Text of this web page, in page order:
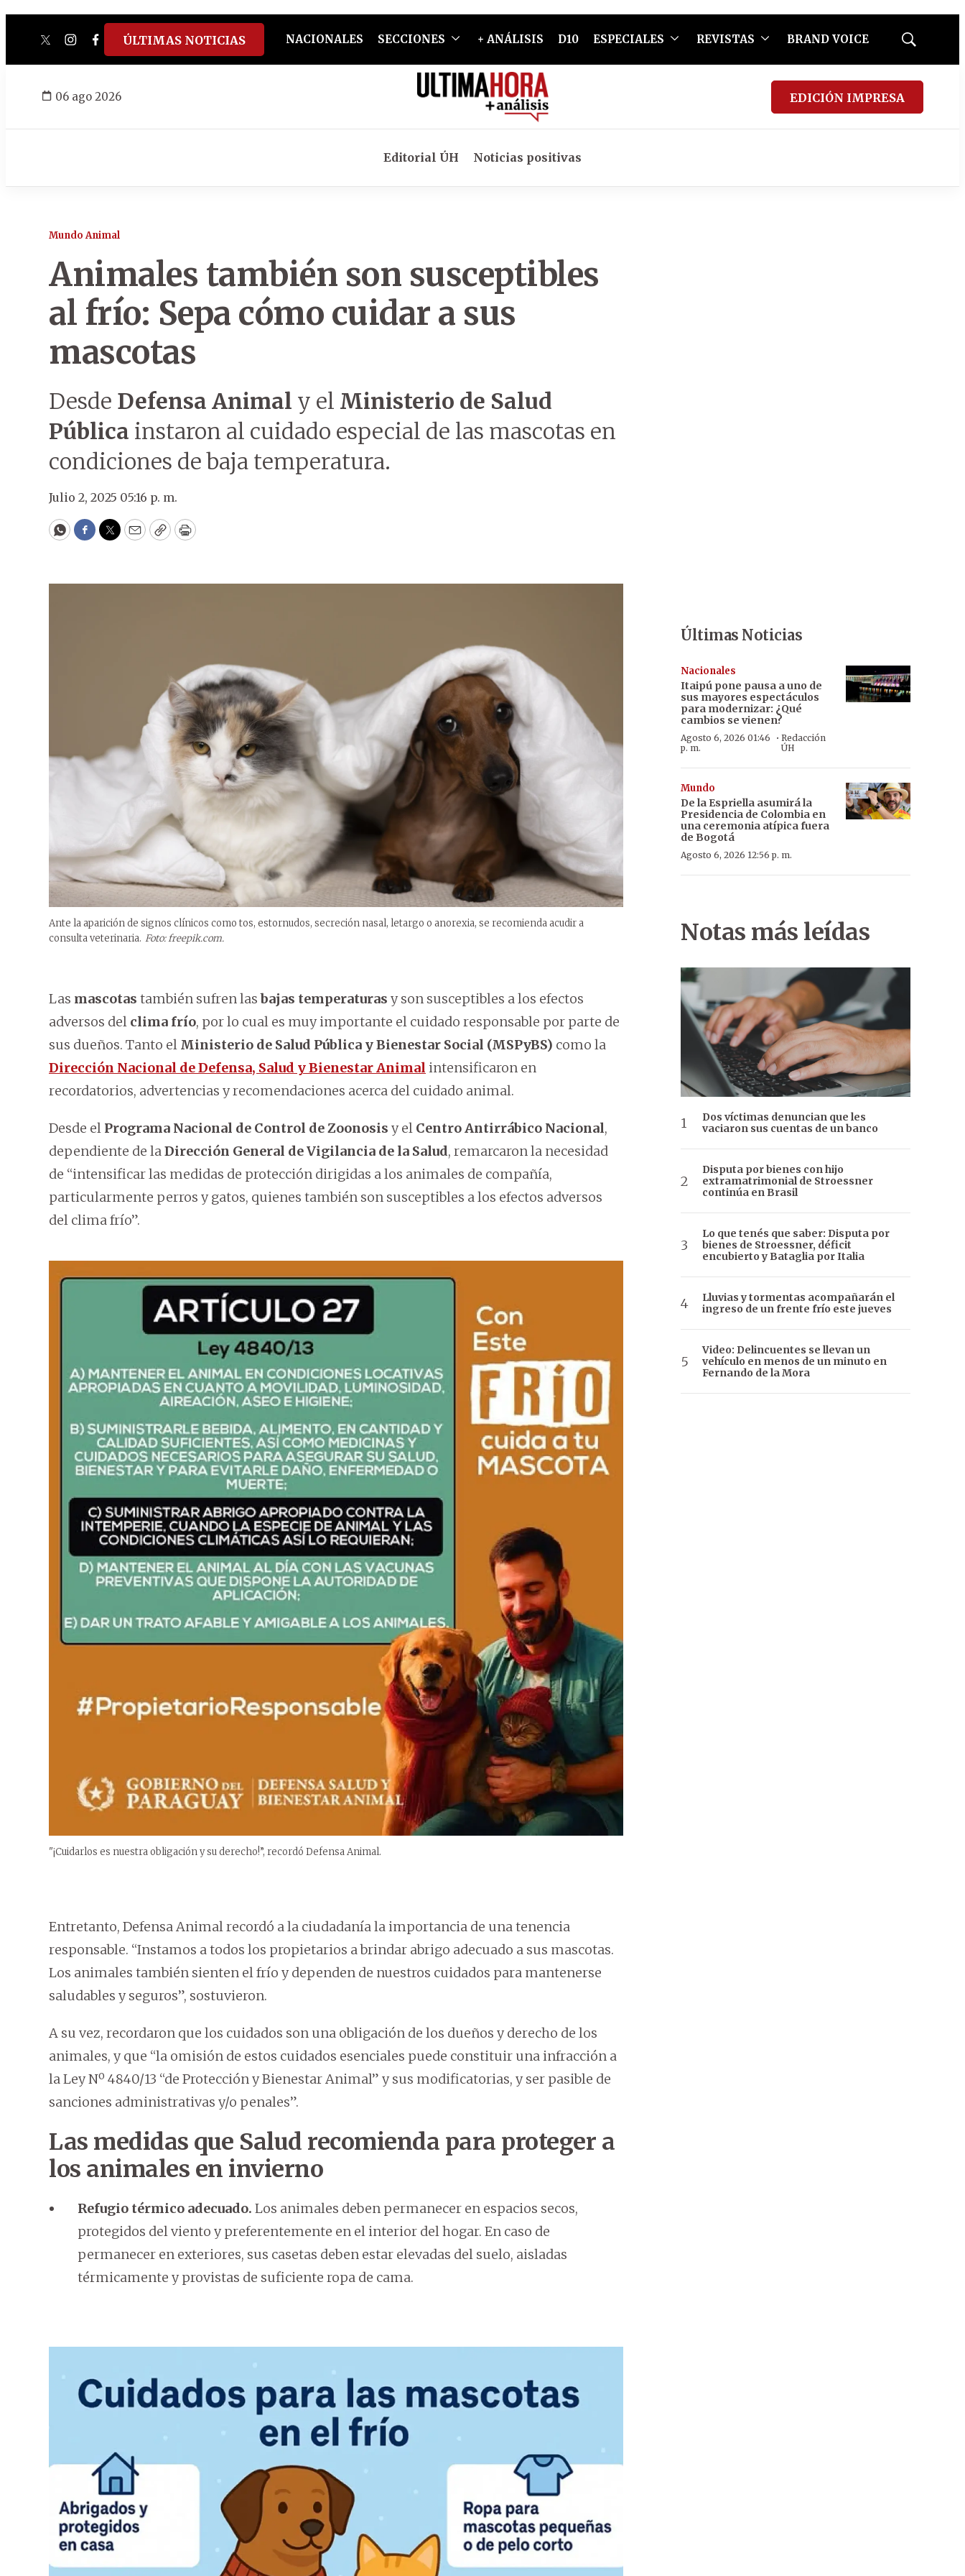
twitterinstagram
facebook
tiktokyoutube
spotify
ÚLTIMAS NOTICIAS NACIONALES SECCIONES + ANÁLISIS D10 ESPECIALES REVISTAS BRAND VOICE
Mostrar
06 ago 2026 EDICIÓN IMPRESA
Editorial ÚH Noticias positivas
Mundo Animal
Animales también son susceptibles
al frío: Sepa cómo cuidar a sus
mascotas
Desde Defensa Animal y el Ministerio de Salud
Pública instaron al cuidado especial de las mascotas en
condiciones de baja temperatura.
Julio 2, 2025 05:16 p. m.
WhatsApp
Facebook
Twitter
EmailCopyPrint
Ante la aparición de signos clínicos como tos, estornudos, secreción nasal, letargo o anorexia, se recomienda acudir a
consulta veterinaria. Foto: freepik.com.
Las mascotas también sufren lasbajas temperaturas y son susceptibles a los efectos
adversos del clima frío, por lo cual es muy importante el cuidado responsable por parte de
sus dueños. Tanto el Ministerio de Salud Pública y Bienestar Social (MSPyBS) como la
Dirección Nacional de Defensa, Salud y Bienestar Animal intensificaron en
recordatorios, advertencias y recomendaciones acerca del cuidado animal.
Desde el Programa Nacional de Control de Zoonosis y el Centro Antirrábico Nacional,
dependiente de laDirección General de Vigilancia de la Salud, remarcaron la necesidad
de “intensificar las medidas de protección dirigidas a los animales de compañía,
particularmente perros y gatos, quienes también son susceptibles a los efectos adversos
del clima frío”.
"¡Cuidarlos es nuestra obligación y su derecho!”, recordó Defensa Animal.
Entretanto, Defensa Animal recordó a la ciudadanía la importancia de una tenencia
responsable. “Instamos a todos los propietarios a brindar abrigo adecuado a sus mascotas.
Los animales también sienten el frío y dependen de nuestros cuidados para mantenerse
saludables y seguros”, sostuvieron.
A su vez, recordaron que los cuidados son una obligación de los dueños y derecho de los
animales, y que “la omisión de estos cuidados esenciales puede constituir una infracción a
la Ley Nº 4840/13 “de Protección y Bienestar Animal” y sus modificatorias, y ser pasible de
sanciones administrativas y/o penales”.
Las medidas que Salud recomienda para proteger a
los animales en invierno
Refugio térmico adecuado. Los animales deben permanecer en espacios secos,
protegidos del viento y preferentemente en el interior del hogar. En caso de
permanecer en exteriores, sus casetas deben estar elevadas del suelo, aisladas
térmicamente y provistas de suficiente ropa de cama.
Últimas Noticias
Nacionales
Itaipú pone pausa a uno de
sus mayores espectáculos
para modernizar: ¿Qué
cambios se vienen?
Agosto 6, 2026 01:46
p. m.
· Redacción
ÚH
Mundo
De la Espriella asumirá la
Presidencia de Colombia en
una ceremonia atípica fuera
de Bogotá
Agosto 6, 2026 12:56 p. m.
Notas más leídas
Dos víctimas denuncian que les
vaciaron sus cuentas de un banco
Disputa por bienes con hijo
extramatrimonial de Stroessner
continúa en Brasil
Lo que tenés que saber: Disputa por
bienes de Stroessner, déficit
encubierto y Bataglia por Italia
Lluvias y tormentas acompañarán el
ingreso de un frente frío este jueves
Video: Delincuentes se llevan un
vehículo en menos de un minuto en
Fernando de la Mora